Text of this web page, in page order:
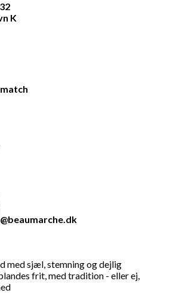
K
med sjæl, stemning og dejlig
frit, med tradition - eller ej,